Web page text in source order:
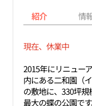
紹介 情
現在、休業中
2015年にリニュー
内にある二和園（
の敷地に、330坪
最大の蝶の公園で